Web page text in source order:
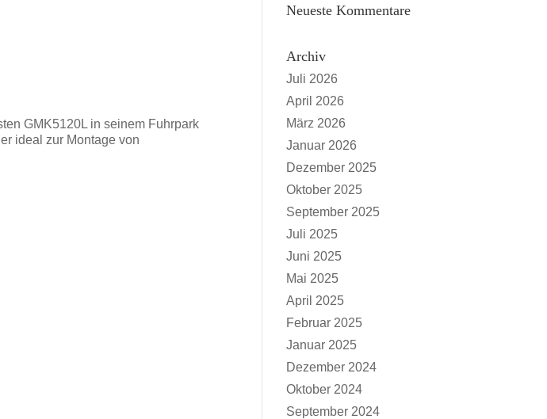
GMK5120L in seinem Fuhrpark
ideal zur Montage von
Neueste Kommentare
Archiv
Juli 2026
April 2026
März 2026
Januar 2026
Dezember 2025
Oktober 2025
September 2025
Juli 2025
Juni 2025
Mai 2025
April 2025
Februar 2025
Januar 2025
Dezember 2024
Oktober 2024
September 2024